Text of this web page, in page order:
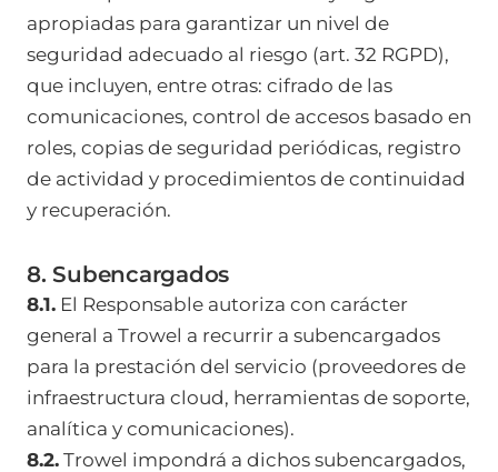
apropiadas para garantizar un nivel de
seguridad adecuado al riesgo (art. 32 RGPD),
que incluyen, entre otras: cifrado de las
comunicaciones, control de accesos basado en
roles, copias de seguridad periódicas, registro
de actividad y procedimientos de continuidad
y recuperación.
8. Subencargados
8.1. El Responsable autoriza con carácter
general a Trowel a recurrir a subencargados
para la prestación del servicio (proveedores de
infraestructura cloud, herramientas de soporte,
analítica y comunicaciones).
8.2. Trowel impondrá a dichos subencargados,